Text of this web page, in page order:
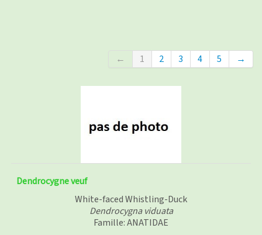
← 1 2 3 4 5 →
Dendrocygne veuf
White-faced Whistling-Duck
Dendrocygna viduata
Famille: ANATIDAE